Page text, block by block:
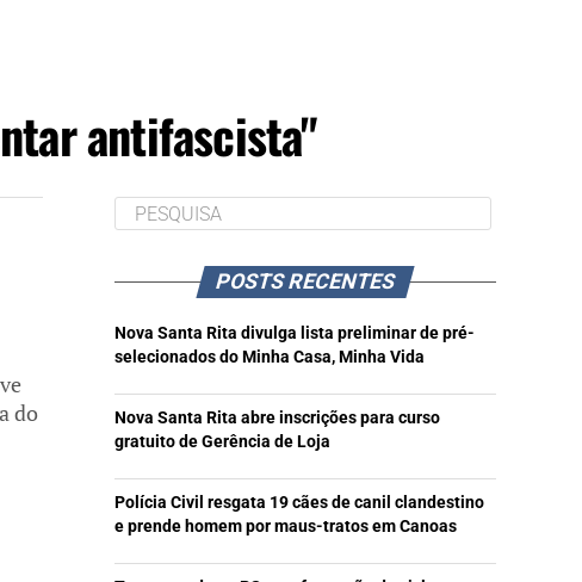
antifascista"
do
POSTS RECENTES
Nova Santa Rita divulga lista preliminar de pré-
selecionados do Minha Casa, Minha Vida
Nova Santa Rita abre inscrições para curso
gratuito de Gerência de Loja
Polícia Civil resgata 19 cães de canil clandestino
e prende homem por maus-tratos em Canoas